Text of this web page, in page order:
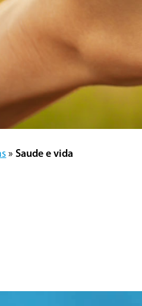
» Saude e vida